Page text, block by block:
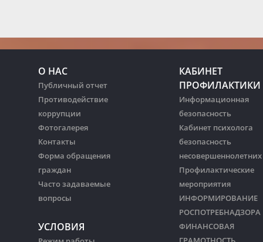
О НАС
Публичный отчет
Противодействие
коррупции
Фотогалерея
Контакты
Форма обращения
граждан
Часто задаваемые
вопросы
УСЛОВИЯ
КАБИНЕТ
ПРОФИЛАКТИКИ
Информационная
безопасность
Кабинет психолога
безопасность
несовершеннолетних
Профилактические
мероприятия
ИНФОРМИРОВАНИЕ
РОСПОТРЕБНАДЗОРА
ФИНАНСОВАЯ